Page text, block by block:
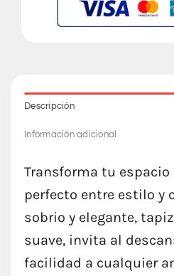
Descripción
Información adicional
Transforma tu
perfecto entre estilo y
sobrio y elegante,
suave, invita al
facilidad a cualquier